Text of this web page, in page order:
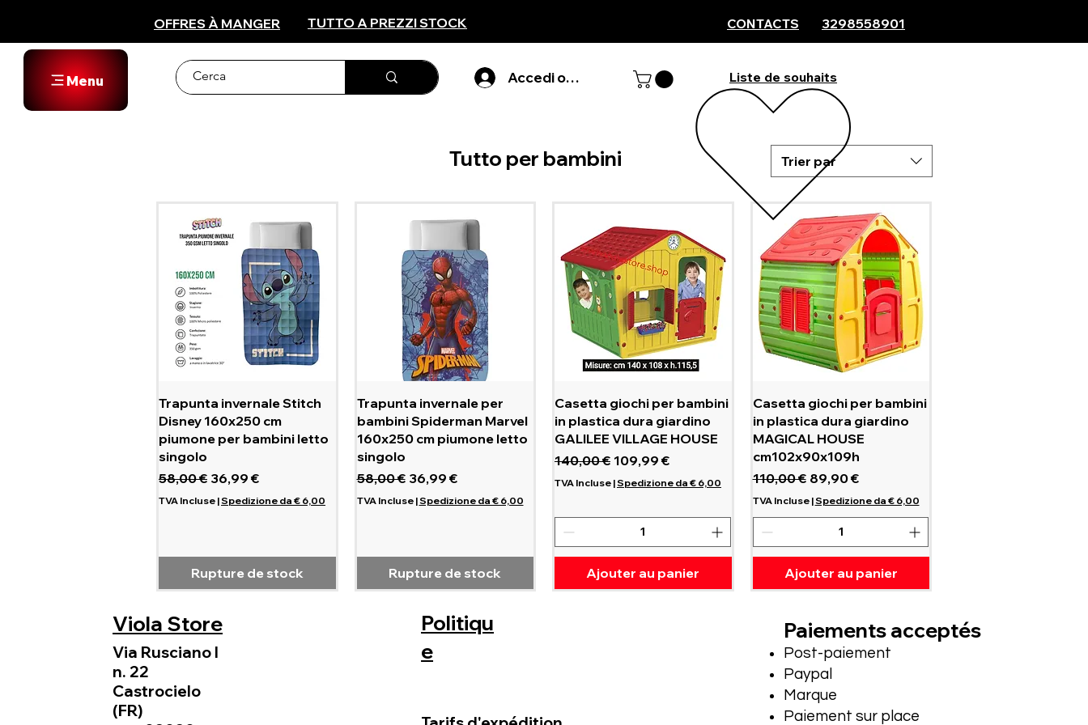
OFFRES À MANGER TUTTO A PREZZI STOCK CONTACTS 3298558901
Menu Accedi o registarti Liste de souhaits
Trier par
Aperçu rapide
Trapunta invernale Stitch
Disney 160x250 cm
piumone per bambini letto
singolo
Prix original
58,00 € Prix promotionnel
36,99 €
TVA Incluse |Spedizione da € 6,00
Rupture de stock
Aperçu rapide
Trapunta invernale per
bambini Spiderman Marvel
160x250 cm piumone letto
singolo
Prix original
58,00 € Prix promotionnel
36,99 €
TVA Incluse|Spedizione da € 6,00
Rupture de stock
Aperçu rapide
Casetta giochi per bambini
in plastica dura giardino
GALILEE VILLAGE HOUSE
Prix original
140,00 € Prix promotionnel
109,99 €
TVA Incluse |Spedizione da € 6,00
Ajouter au panier
Aperçu rapide
Casetta giochi per bambini
in plastica dura giardino
MAGICAL HOUSE
cm102x90x109h
Prix original
110,00 € Prix promotionnel
89,90 €
TVA Incluse|Spedizione da € 6,00
Ajouter au panier
Tutto per bambini
Viola Store
Via Rusciano I
n. 22
Castrocielo
(FR)
Politiqu
e
Paiements acceptés
Post-paiement
Paypal
Marque
Paiement sur place